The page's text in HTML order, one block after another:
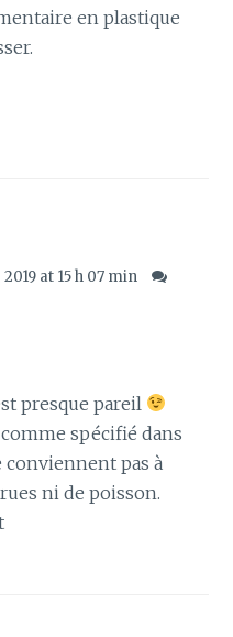
en plastique
at 15 h 07 min
presque pareil
spécifié dans
conviennent pas à
ni de poisson.